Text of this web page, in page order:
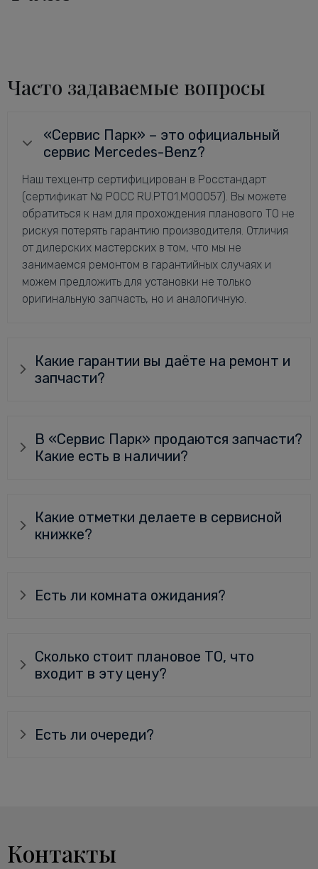
Часто задаваемые вопросы
«Сервис Парк» – это официальный
сервис Mercedes-Benz?
Наш техцентр сертифицирован в Росстандарт
(сертификат № РОСС RU.РТ01.М00057). Вы можете
обратиться к нам для прохождения планового ТО не
рискуя потерять гарантию производителя. Отличия
от дилерских мастерских в том, что мы не
занимаемся ремонтом в гарантийных случаях и
можем предложить для установки не только
оригинальную запчасть, но и аналогичную.
Какие гарантии вы даёте на ремонт и
запчасти?
В «Сервис Парк» продаются запчасти?
Какие есть в наличии?
Какие отметки делаете в сервисной
книжке?
Есть ли комната ожидания?
Сколько стоит плановое ТО, что
входит в эту цену?
Есть ли очереди?
Контакты